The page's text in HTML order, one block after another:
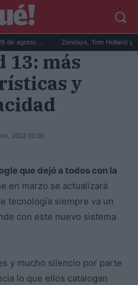
... Zendaya, Tom Holland y
13: más
y
2022 06:00
que dejó a todos con la
en marzo se actualizará
tecnología siempre va un
con este nuevo sistema
y mucho silencio por parte
lo que ellos catalogan